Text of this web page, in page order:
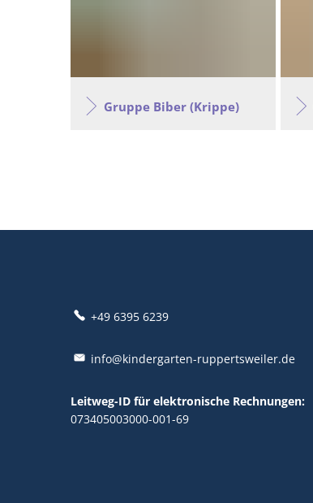
Gruppe Biber (Krippe)
+49 6395 6239
info@kindergarten-ruppertsweiler.de
Leitweg-ID für elektronische Rechnungen:
073405003000-001-69